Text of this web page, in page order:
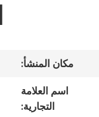
جولة
مكان المنشأ:
اسم العلامة
التجارية: